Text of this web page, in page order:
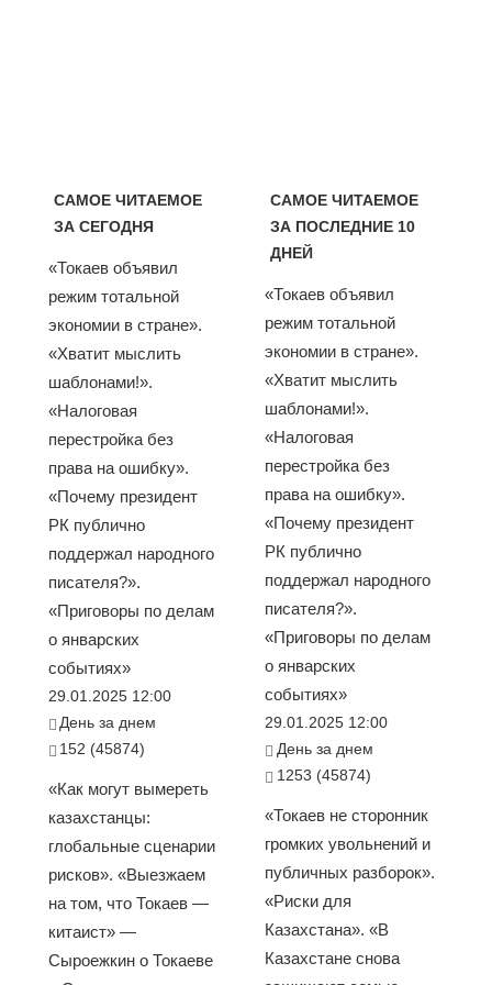
САМОЕ ЧИТАЕМОЕ
ЗА СЕГОДНЯ
«Токаев объявил
режим тотальной
экономии в стране».
«Хватит мыслить
шаблонами!».
«Налоговая
перестройка без
права на ошибку».
«Почему президент
РК публично
поддержал народного
писателя?».
«Приговоры по делам
о январских
событиях»
29.01.2025 12:00
День за днем
152 (45874)
«Как могут вымереть
казахстанцы:
глобальные сценарии
рисков». «Выезжаем
на том, что Токаев —
китаист» —
Сыроежкин о Токаеве
САМОЕ ЧИТАЕМОЕ
ЗА ПОСЛЕДНИЕ 10
ДНЕЙ
«Токаев объявил
режим тотальной
экономии в стране».
«Хватит мыслить
шаблонами!».
«Налоговая
перестройка без
права на ошибку».
«Почему президент
РК публично
поддержал народного
писателя?».
«Приговоры по делам
о январских
событиях»
29.01.2025 12:00
День за днем
1253 (45874)
«Токаев не сторонник
громких увольнений и
публичных разборок».
«Риски для
Казахстана». «В
Казахстане снова